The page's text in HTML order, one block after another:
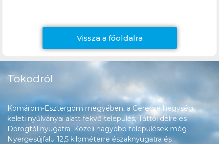
Vissza a főoldalra
Tokodról
Komárom-Esztergom megyében, a Gerecse hegység
keleti nyúlványai alatt fekvő település, Táttól délre és
Dorogtól nyugatra. Közeli nagyobb települések még
Nyergesújfalu 12,5 kilométerre északnyugatra és